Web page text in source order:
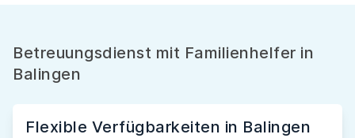
Betreuungsdienst mit Familienhelfer in
Balingen
Flexible Verfügbarkeiten in Balingen